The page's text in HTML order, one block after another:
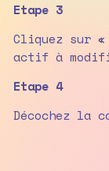
Etape 3
Cliquez sur «
actif à
Etape 4
Décochez la